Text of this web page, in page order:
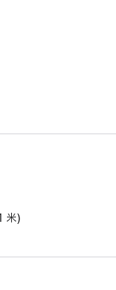
米)